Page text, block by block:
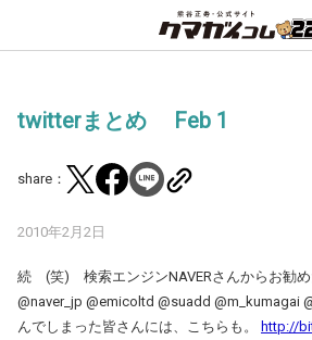
twitterまとめ Feb 1
share：
2010年2月2日
続 (笑) 検索エンジンNAVERさんからお勧
@naver_jp @emicoltd @suadd @m_kumagai
んでしまった皆さんには、こちらも。
http://